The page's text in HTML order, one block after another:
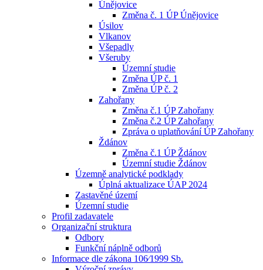
Únějovice
Změna č. 1 ÚP Únějovice
Úsilov
Vlkanov
Všepadly
Všeruby
Územní studie
Změna ÚP č. 1
Změna ÚP č. 2
Zahořany
Změna č.1 ÚP Zahořany
Změna č.2 ÚP Zahořany
Zpráva o uplatňování ÚP Zahořany
Ždánov
Změna č.1 ÚP Ždánov
Územní studie Ždánov
Územně analytické podklady
Úplná aktualizace ÚAP 2024
Zastavěné území
Územní studie
Profil zadavatele
Organizační struktura
Odbory
Funkční náplně odborů
Informace dle zákona 106⁄1999 Sb.